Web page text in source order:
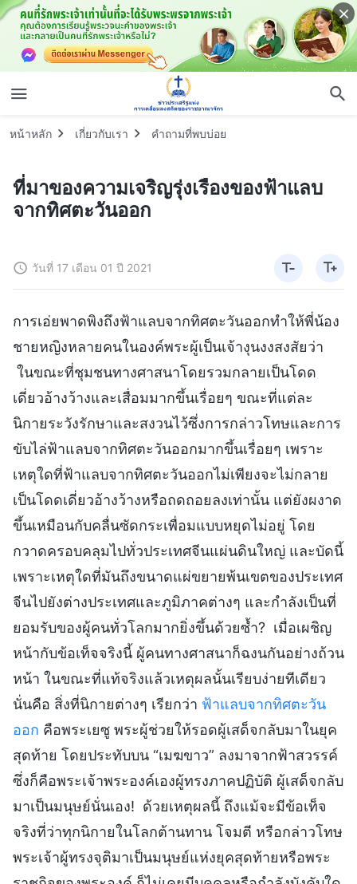
หน้าหลัก เกี่ยวกับเรา คำถามที่พบบ่อย
ที่มาของความเจริญรุ่งเรืองของฟ้าแลบ
จากทิศตะวันออก
วันที่ 17 เดือน 01 ปี 2021
การเอ่ยพาดพิงถึงฟ้าแลบจากทิศตะวันออกทำให้พี่น้อง
ชายหญิงหลายคนในองค์พระผู้เป็นเจ้างุนงงสงสัยว่า
ในขณะที่ชุมชนทางศาสนาโดยรวมกลายเป็นโดด
เดี่ยวอ้างว้างและเสื่อมมากขึ้นเรื่อยๆ ขณะที่แต่ละ
นิกายระวังรักษาและสงวนไว้ซึ่งการกล่าวโทษและการ
ขับไล่ฟ้าแลบจากทิศตะวันออกมากขึ้นเรื่อยๆ เพราะ
เหตุใดที่ฟ้าแลบจากทิศตะวันออกไม่เพียงจะไม่กลาย
เป็นโดดเดี่ยวอ้างว้างหรือถดถอยลงเท่านั้น แต่ยังผงาด
ขึ้นเหมือนกับคลื่นซัดกระเพื่อมแบบหยุดไม่อยู่ โดย
กวาดครอบคลุมไปทั่วประเทศจีนแผ่นดินใหญ่ และบัดนี้
เพราะเหตุใดที่มันถึงขนาดแผ่ขยายพ้นเขตของประเทศ
จีนไปยังต่างประเทศและภูมิภาคต่างๆ และกำลังเป็นที่
ยอมรับของผู้คนทั่วโลกมากยิ่งขึ้นด้วยซ้ำ? เมื่อเผชิญ
หน้ากับข้อเท็จจริงนี้ ผู้คนทางศาสนาก็ฉงนกันอย่างถ้วน
หน้า ในขณะที่แท้จริงแล้วเหตุผลนั้นเรียบง่ายทีเดียว
นั่นคือ สิ่งที่นิกายต่างๆ เรียกว่า ฟ้าแลบจากทิศตะวัน
ออก คือพระเยซู พระผู้ช่วยให้รอดผู้เสด็จกลับมาในยุค
สุดท้าย โดยประทับบน “เมฆขาว” ลงมาจากฟ้าสวรรค์
ซึ่งก็คือพระเจ้าพระองค์เองผู้ทรงภาคปฏิบัติ ผู้เสด็จกลับ
มาเป็นมนุษย์นั่นเอง! ด้วยเหตุผลนี้ ถึงแม้จะมีข้อเท็จ
จริงที่ว่าทุกนิกายในโลกต้านทาน โจมตี หรือกล่าวโทษ
พระเจ้าผู้ทรงจุติมาเป็นมนุษย์แห่งยุคสุดท้ายหรือพระ